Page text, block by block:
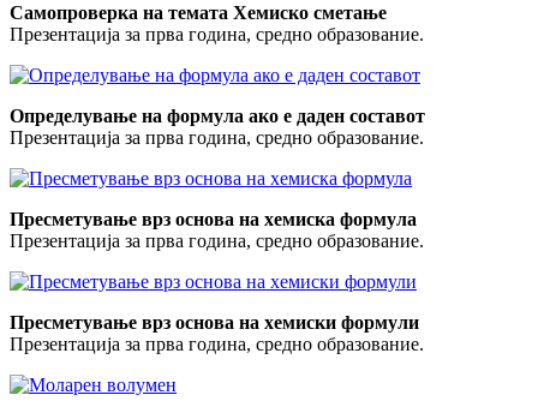
Самопроверка на темата Хемиско сметање
Презентација за прва година, средно образование.
Определување на формула ако е даден составот
Презентација за прва година, средно образование.
Пресметување врз основа на хемискa формулa
Презентација за прва година, средно образование.
Пресметување врз основа на хемиски формули
Презентација за прва година, средно образование.